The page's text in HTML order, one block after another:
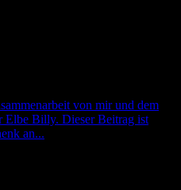
von mir und dem
Elbe Billy. Dieser Beitrag ist
an...